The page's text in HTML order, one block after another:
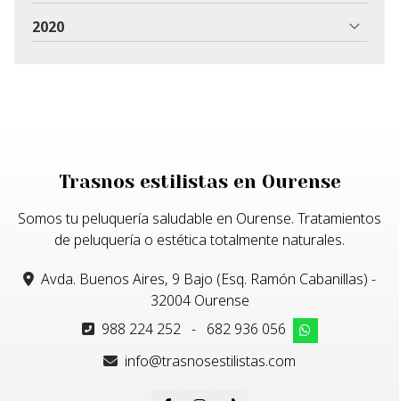
2020
Trasnos estilistas en Ourense
Somos tu peluquería saludable en Ourense. Tratamientos
de peluquería o estética totalmente naturales.
Avda. Buenos Aires, 9 Bajo (Esq. Ramón Cabanillas) -
32004 Ourense
988 224 252 -
682 936 056
info@trasnosestilistas.com